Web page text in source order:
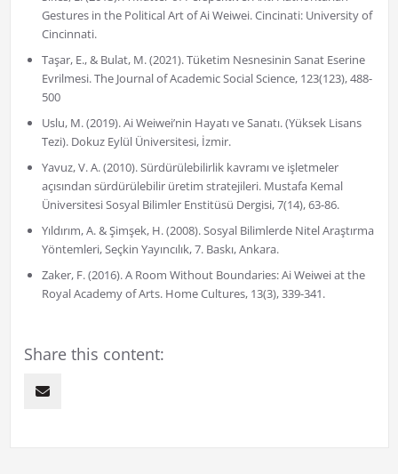
Gestures in the Political Art of Ai Weiwei. Cincinati: University of
Cincinnati.
Taşar, E., & Bulat, M. (2021). Tüketim Nesnesinin Sanat Eserine
Evrilmesi. The Journal of Academic Social Science, 123(123), 488-
500
Uslu, M. (2019). Ai Weiwei’nin Hayatı ve Sanatı. (Yüksek Lisans
Tezi). Dokuz Eylül Üniversitesi, İzmir.
Yavuz, V. A. (2010). Sürdürülebilirlik kavramı ve işletmeler
açısından sürdürülebilir üretim stratejileri. Mustafa Kemal
Üniversitesi Sosyal Bilimler Enstitüsü Dergisi, 7(14), 63-86.
Yıldırım, A. & Şimşek, H. (2008). Sosyal Bilimlerde Nitel Araştırma
Yöntemleri, Seçkin Yayıncılık, 7. Baskı, Ankara.
Zaker, F. (2016). A Room Without Boundaries: Ai Weiwei at the
Royal Academy of Arts. Home Cultures, 13(3), 339-341.
Share this content: